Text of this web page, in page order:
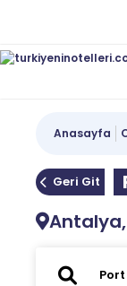
Anasayfa
Geri Git